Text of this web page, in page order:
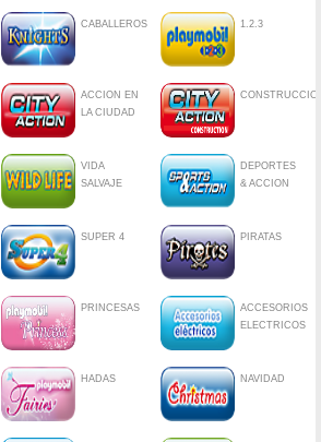
CABALLEROS 1.2.3
ACCION EN
LA CIUDAD
VIDA
SALVAJE
DEPORTES
& ACCION
SUPER 4 PIRATAS
PRINCESAS
ACCESORIOS
ELECTRICOS
HADAS NAVIDAD